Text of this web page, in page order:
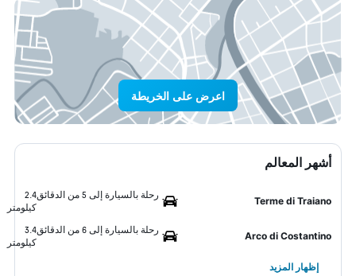
اعرض على الخريطة
أشهر المعالم
Terme di Traiano
رحلة بالسيارة إلى 5 من الدقائق
2.4
كيلومتر
Arco di Costantino
رحلة بالسيارة إلى 6 من الدقائق
3.4
كيلومتر
إظهار المزيد